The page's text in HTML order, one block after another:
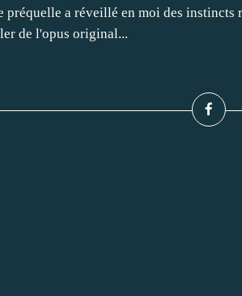
préquelle a réveillé en moi des
de l'opus original...